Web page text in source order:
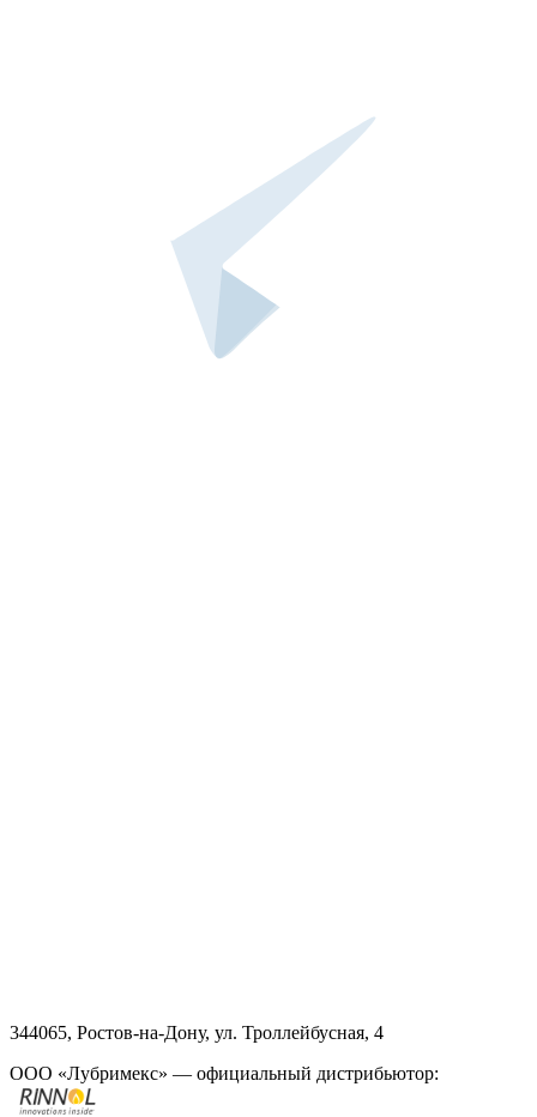
344065, Ростов-на-Дону, ул. Троллейбусная, 4
ООО «Лубримекс» — официальный дистрибьютор: